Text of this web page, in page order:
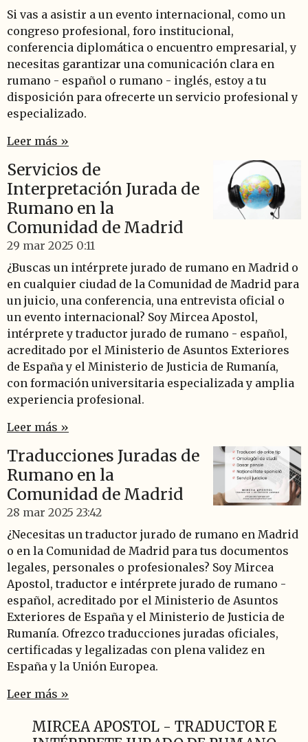
Si vas a asistir a un evento internacional, como un
congreso profesional, foro institucional,
conferencia diplomática o encuentro empresarial, y
necesitas garantizar una comunicación clara en
rumano - español o rumano - inglés, estoy a tu
disposición para ofrecerte un servicio profesional y
especializado.
Leer más »
Servicios de
Interpretación Jurada de
Rumano en la
Comunidad de Madrid
29 mar 2025 0:11
¿Buscas un intérprete jurado de rumano en Madrid o
en cualquier ciudad de la Comunidad de Madrid para
un juicio, una conferencia, una entrevista oficial o
un evento internacional? Soy Mircea Apostol,
intérprete y traductor jurado de rumano - español,
acreditado por el Ministerio de Asuntos Exteriores
de España y el Ministerio de Justicia de Rumanía,
con formación universitaria especializada y amplia
experiencia profesional.
Leer más »
Traducciones Juradas de
Rumano en la
Comunidad de Madrid
28 mar 2025 23:42
¿Necesitas un traductor jurado de rumano en Madrid
o en la Comunidad de Madrid para tus documentos
legales, personales o profesionales? Soy Mircea
Apostol, traductor e intérprete jurado de rumano -
español, acreditado por el Ministerio de Asuntos
Exteriores de España y el Ministerio de Justicia de
Rumanía. Ofrezco traducciones juradas oficiales,
certificadas y legalizadas con plena validez en
España y la Unión Europea.
Leer más »
MIRCEA APOSTOL - TRADUCTOR E